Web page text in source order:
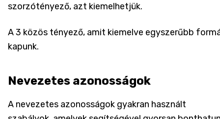
szorzótényező, azt kiemelhetjük.
A 3 közös tényező, amit kiemelve egyszerűbb
kapunk.
Nevezetes azonosságok
A nevezetes azonosságok gyakran használt